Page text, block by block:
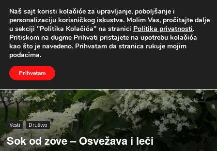
UŽIVO
Naslovna Vesti Društvo
Vesti Društvo
Sok od zove – Osvežava i leči
Naš sajt koristi kolačiće za upravljanje, poboljšanje i
personalizaciju korisničkog iskustva. Molim Vas, pročitajte dalje
u sekciji "Politika Kolačića" na stranici Politika privatnosti.
Pritiskom na dugme Prihvati pristajete na upotrebu kolačića
kao što je navedeno. Prihvatam da stranica rukuje mojim
podacima.
Prihvatam